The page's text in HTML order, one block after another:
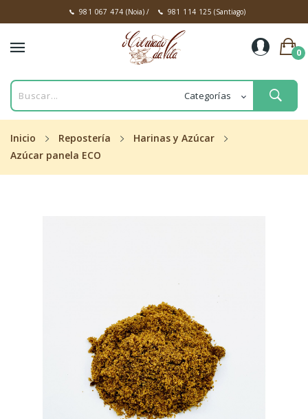
981 067 474 (Noia)/ 981 114 125 (Santiago)
0
Inicio Repostería
Harinas y Azúcar
Azúcar panela ECO